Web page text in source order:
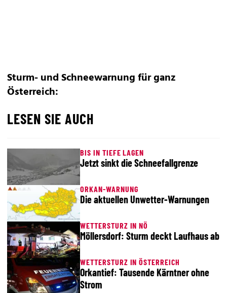
Sturm- und Schneewarnung für ganz
Österreich:
LESEN SIE AUCH
BIS IN TIEFE LAGEN
Jetzt sinkt die Schneefallgrenze
ORKAN-WARNUNG
Die aktuellen Unwetter-Warnungen
WETTERSTURZ IN NÖ
Möllersdorf: Sturm deckt Laufhaus ab
WETTERSTURZ IN ÖSTERREICH
Orkantief: Tausende Kärntner ohne
Strom